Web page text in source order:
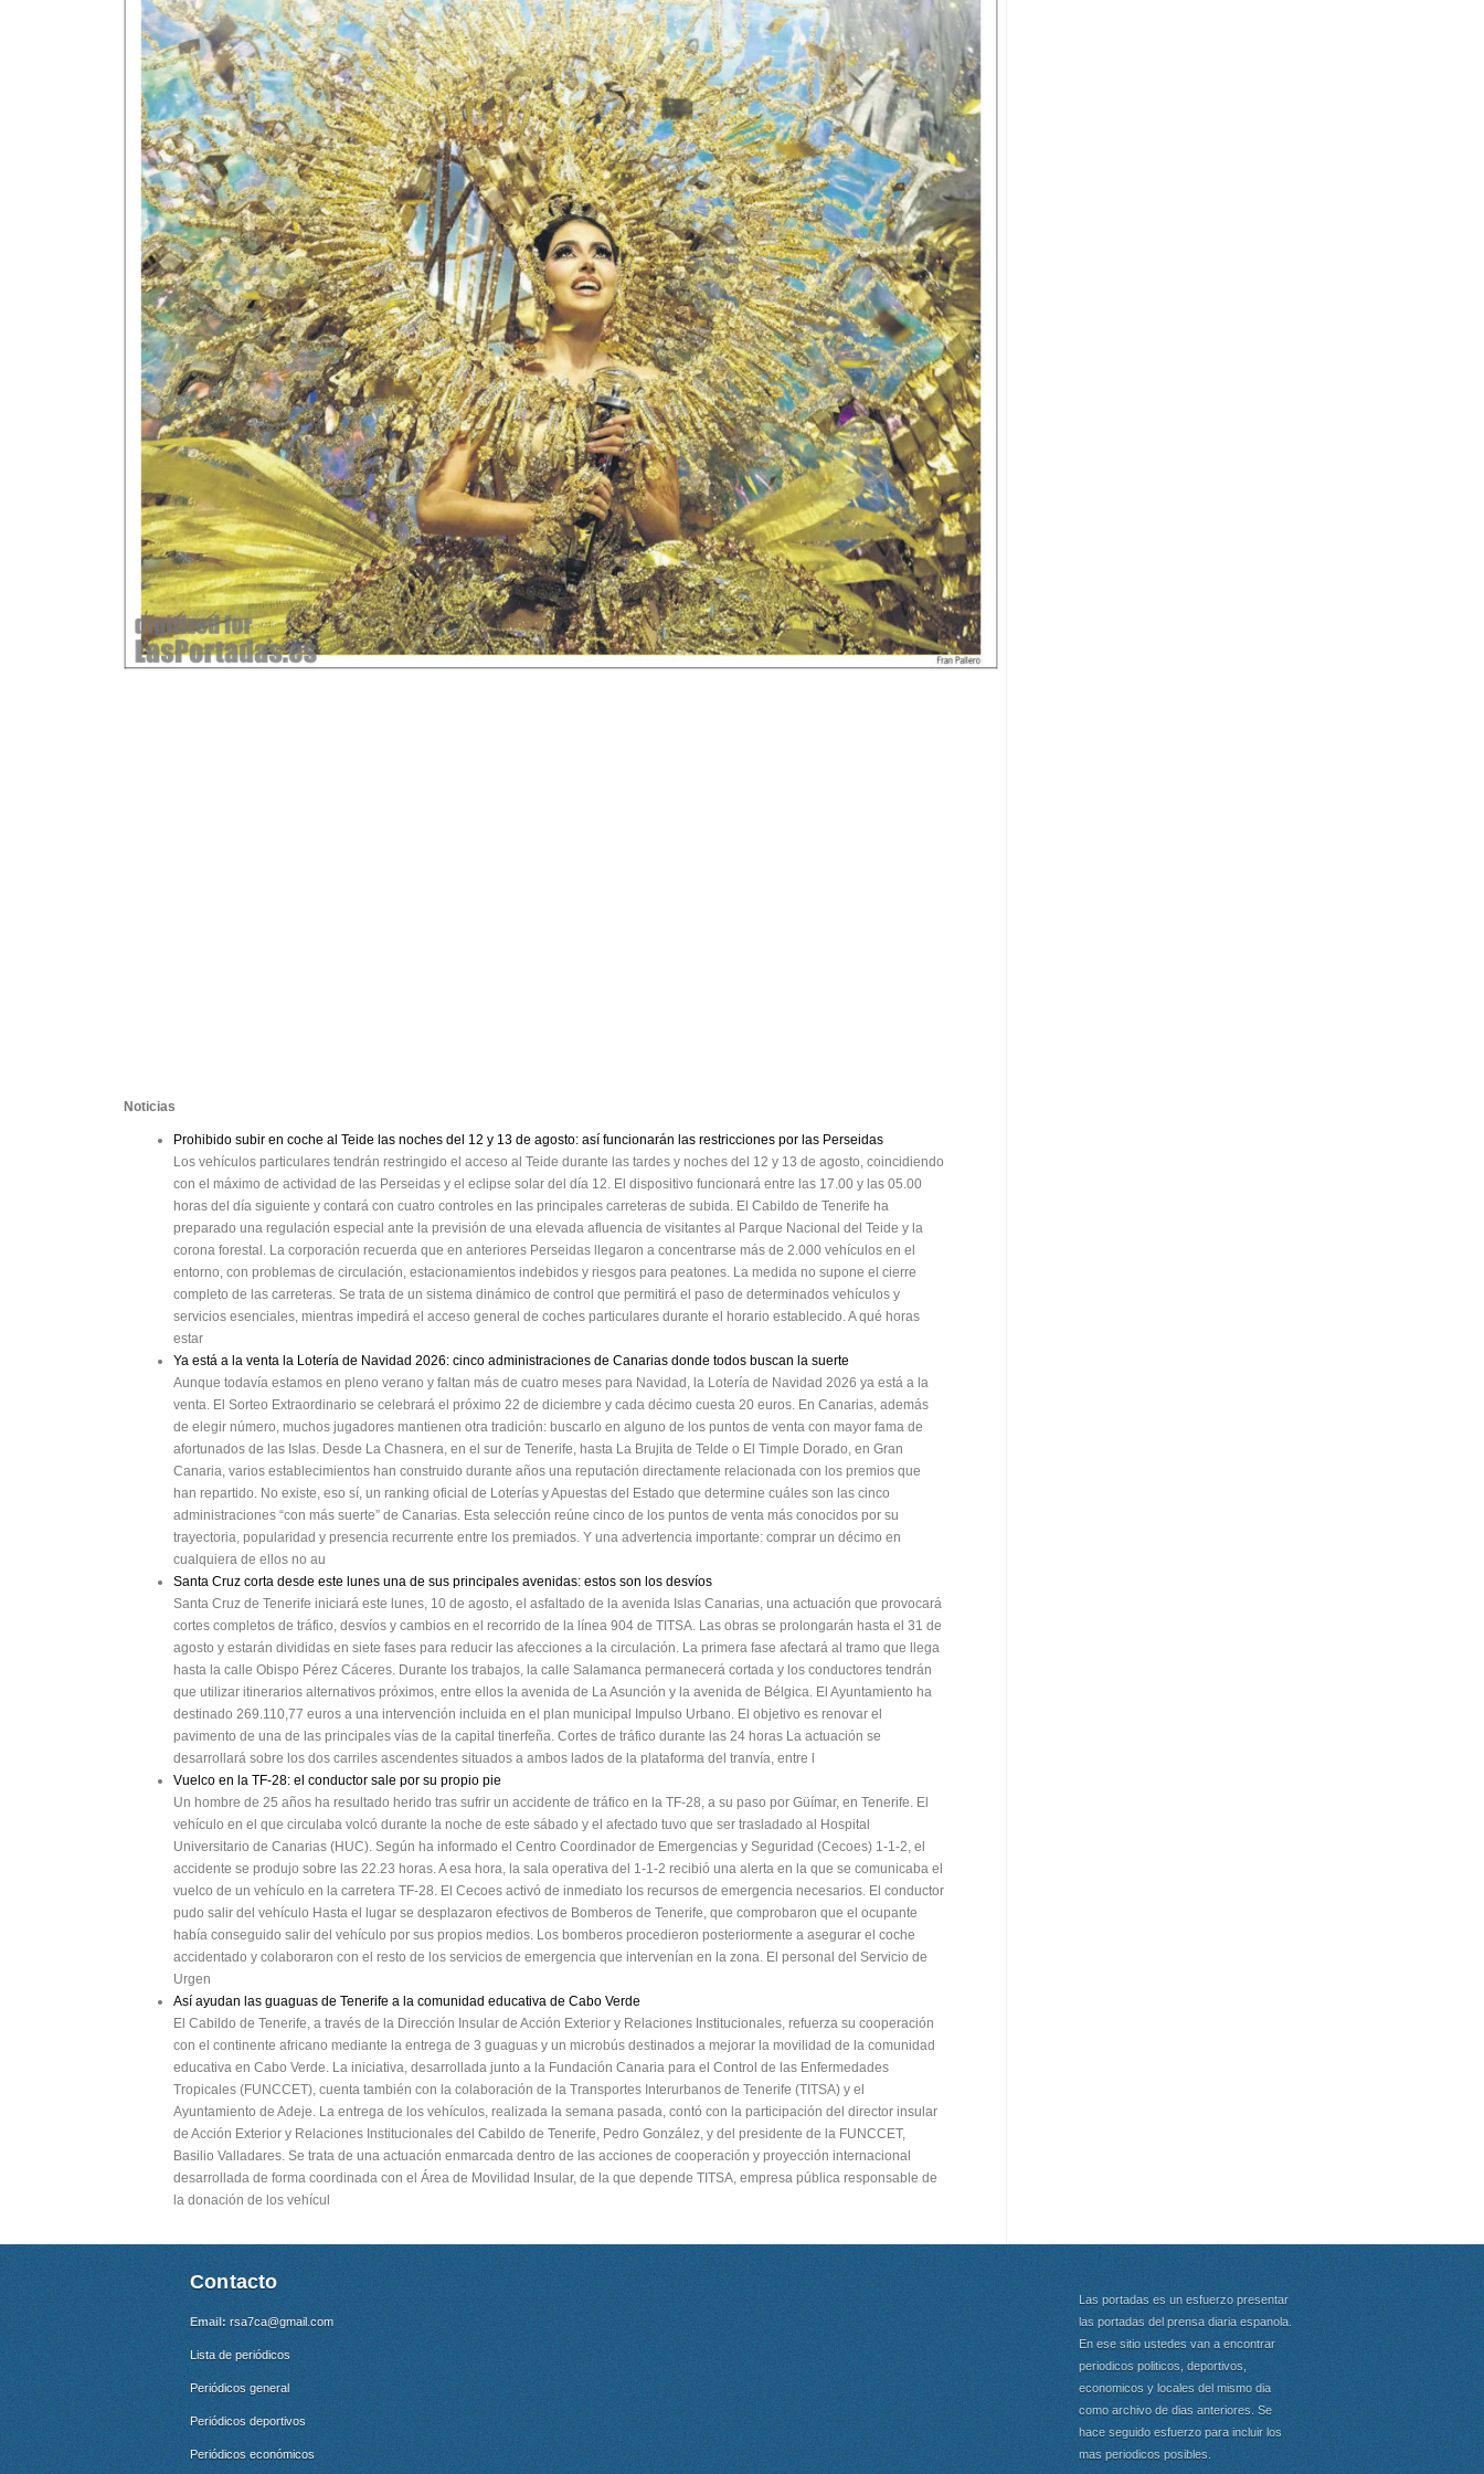
Noticias
Prohibido subir en coche al Teide las noches del 12 y 13 de agosto: así funcionarán las restricciones por las Perseidas
Los vehículos particulares tendrán restringido el acceso al Teide durante las tardes y noches del 12 y 13 de agosto, coincidiendo
con el máximo de actividad de las Perseidas y el eclipse solar del día 12. El dispositivo funcionará entre las 17.00 y las 05.00
horas del día siguiente y contará con cuatro controles en las principales carreteras de subida. El Cabildo de Tenerife ha
preparado una regulación especial ante la previsión de una elevada afluencia de visitantes al Parque Nacional del Teide y la
corona forestal. La corporación recuerda que en anteriores Perseidas llegaron a concentrarse más de 2.000 vehículos en el
entorno, con problemas de circulación, estacionamientos indebidos y riesgos para peatones. La medida no supone el cierre
completo de las carreteras. Se trata de un sistema dinámico de control que permitirá el paso de determinados vehículos y
servicios esenciales, mientras impedirá el acceso general de coches particulares durante el horario establecido. A qué horas
estar
Ya está a la venta la Lotería de Navidad 2026: cinco administraciones de Canarias donde todos buscan la suerte
Aunque todavía estamos en pleno verano y faltan más de cuatro meses para Navidad, la Lotería de Navidad 2026 ya está a la
venta. El Sorteo Extraordinario se celebrará el próximo 22 de diciembre y cada décimo cuesta 20 euros. En Canarias, además
de elegir número, muchos jugadores mantienen otra tradición: buscarlo en alguno de los puntos de venta con mayor fama de
afortunados de las Islas. Desde La Chasnera, en el sur de Tenerife, hasta La Brujita de Telde o El Timple Dorado, en Gran
Canaria, varios establecimientos han construido durante años una reputación directamente relacionada con los premios que
han repartido. No existe, eso sí, un ranking oficial de Loterías y Apuestas del Estado que determine cuáles son las cinco
administraciones “con más suerte” de Canarias. Esta selección reúne cinco de los puntos de venta más conocidos por su
trayectoria, popularidad y presencia recurrente entre los premiados. Y una advertencia importante: comprar un décimo en
cualquiera de ellos no au
Santa Cruz corta desde este lunes una de sus principales avenidas: estos son los desvíos
Santa Cruz de Tenerife iniciará este lunes, 10 de agosto, el asfaltado de la avenida Islas Canarias, una actuación que provocará
cortes completos de tráfico, desvíos y cambios en el recorrido de la línea 904 de TITSA. Las obras se prolongarán hasta el 31 de
agosto y estarán divididas en siete fases para reducir las afecciones a la circulación. La primera fase afectará al tramo que llega
hasta la calle Obispo Pérez Cáceres. Durante los trabajos, la calle Salamanca permanecerá cortada y los conductores tendrán
que utilizar itinerarios alternativos próximos, entre ellos la avenida de La Asunción y la avenida de Bélgica. El Ayuntamiento ha
destinado 269.110,77 euros a una intervención incluida en el plan municipal Impulso Urbano. El objetivo es renovar el
pavimento de una de las principales vías de la capital tinerfeña. Cortes de tráfico durante las 24 horas La actuación se
desarrollará sobre los dos carriles ascendentes situados a ambos lados de la plataforma del tranvía, entre l
Vuelco en la TF-28: el conductor sale por su propio pie
Un hombre de 25 años ha resultado herido tras sufrir un accidente de tráfico en la TF-28, a su paso por Güímar, en Tenerife. El
vehículo en el que circulaba volcó durante la noche de este sábado y el afectado tuvo que ser trasladado al Hospital
Universitario de Canarias (HUC). Según ha informado el Centro Coordinador de Emergencias y Seguridad (Cecoes) 1-1-2, el
accidente se produjo sobre las 22.23 horas. A esa hora, la sala operativa del 1-1-2 recibió una alerta en la que se comunicaba el
vuelco de un vehículo en la carretera TF-28. El Cecoes activó de inmediato los recursos de emergencia necesarios. El conductor
pudo salir del vehículo Hasta el lugar se desplazaron efectivos de Bomberos de Tenerife, que comprobaron que el ocupante
había conseguido salir del vehículo por sus propios medios. Los bomberos procedieron posteriormente a asegurar el coche
accidentado y colaboraron con el resto de los servicios de emergencia que intervenían en la zona. El personal del Servicio de
Urgen
Así ayudan las guaguas de Tenerife a la comunidad educativa de Cabo Verde
El Cabildo de Tenerife, a través de la Dirección Insular de Acción Exterior y Relaciones Institucionales, refuerza su cooperación
con el continente africano mediante la entrega de 3 guaguas y un microbús destinados a mejorar la movilidad de la comunidad
educativa en Cabo Verde. La iniciativa, desarrollada junto a la Fundación Canaria para el Control de las Enfermedades
Tropicales (FUNCCET), cuenta también con la colaboración de la Transportes Interurbanos de Tenerife (TITSA) y el
Ayuntamiento de Adeje. La entrega de los vehículos, realizada la semana pasada, contó con la participación del director insular
de Acción Exterior y Relaciones Institucionales del Cabildo de Tenerife, Pedro González, y del presidente de la FUNCCET,
Basilio Valladares. Se trata de una actuación enmarcada dentro de las acciones de cooperación y proyección internacional
desarrollada de forma coordinada con el Área de Movilidad Insular, de la que depende TITSA, empresa pública responsable de
la donación de los vehícul
Contacto
Email: rsa7ca@gmail.com
Lista de periódicos
Periódicos general
Periódicos deportivos
Periódicos económicos
Las portadas es un esfuerzo presentar
las portadas del prensa diaria espanola.
En ese sitio ustedes van a encontrar
periodicos politicos, deportivos,
economicos y locales del mismo dia
como archivo de dias anteriores. Se
hace seguido esfuerzo para incluir los
mas periodicos posibles.